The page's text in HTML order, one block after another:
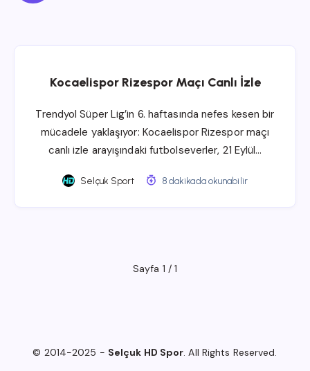
Kocaelispor Rizespor Maçı Canlı İzle
Trendyol Süper Lig’in 6. haftasında nefes kesen bir
mücadele yaklaşıyor: Kocaelispor Rizespor maçı
canlı izle arayışındaki futbolseverler, 21 Eylül…
Selçuk Sport 8 dakikada okunabilir
Sayfa 1 / 1
© 2014-2025 - Selçuk HD Spor. All Rights Reserved.